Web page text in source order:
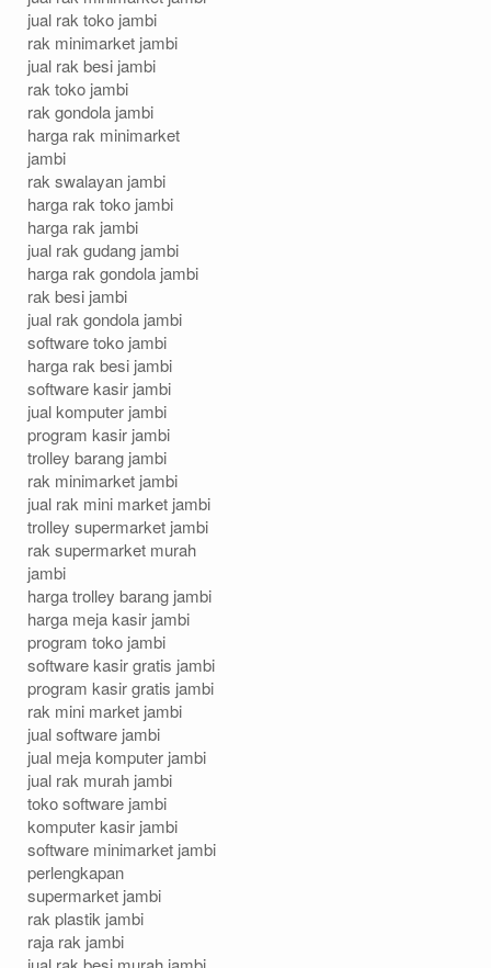
jual rak toko jambi
rak minimarket jambi
jual rak besi jambi
rak toko jambi
rak gondola jambi
harga rak minimarket
jambi
rak swalayan jambi
harga rak toko jambi
harga rak jambi
jual rak gudang jambi
harga rak gondola jambi
rak besi jambi
jual rak gondola jambi
software toko jambi
harga rak besi jambi
software kasir jambi
jual komputer jambi
program kasir jambi
trolley barang jambi
rak minimarket jambi
jual rak mini market jambi
trolley supermarket jambi
rak supermarket murah
jambi
harga trolley barang jambi
harga meja kasir jambi
program toko jambi
software kasir gratis jambi
program kasir gratis jambi
rak mini market jambi
jual software jambi
jual meja komputer jambi
jual rak murah jambi
toko software jambi
komputer kasir jambi
software minimarket jambi
perlengkapan
supermarket jambi
rak plastik jambi
raja rak jambi